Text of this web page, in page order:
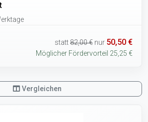
statt82,00 € nur 50,50 €
Möglicher Fördervorteil 25,25 €
Vergleichen